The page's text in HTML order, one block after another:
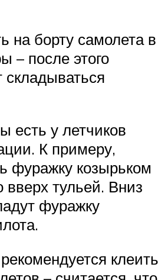
на борту самолета в
– после этого
складываться
есть у летчиков
К примеру,
фуражку козырьком
вверх тульей. Вниз
фуражку
клеить